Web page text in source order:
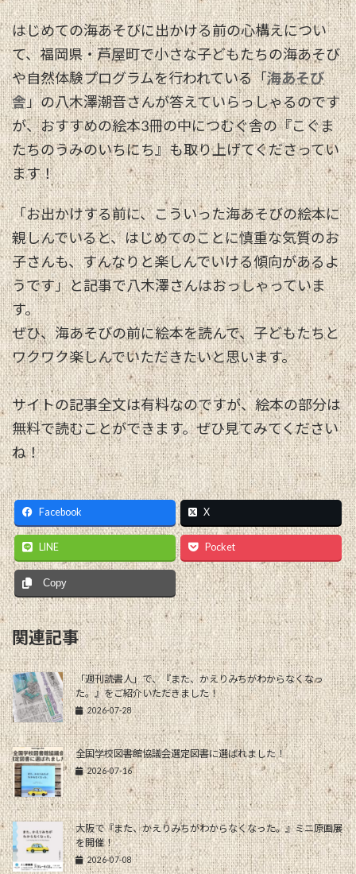
はじめての海あそびに出かける前の心構えについ
て、福岡県・芦屋町で小さな子どもたちの海あそび
や自然体験プログラムを行われている「海あそび
舎」の八木澤潮音さんが答えていらっしゃるのです
が、おすすめの絵本3冊の中につむぐ舎の『こぐま
たちのうみのいちにち』も取り上げてくださってい
ます！
「お出かけする前に、こういった海あそびの絵本に
親しんでいると、はじめてのことに慎重な気質のお
子さんも、すんなりと楽しんでいける傾向があるよ
うです」と記事で八木澤さんはおっしゃっていま
す。
ぜひ、海あそびの前に絵本を読んで、子どもたちと
ワクワク楽しんでいただきたいと思います。
サイトの記事全文は有料なのですが、絵本の部分は
無料で読むことができます。ぜひ見てみてください
ね！
Facebook X
LINE Pocket
Copy
関連記事
「週刊読書人」で、『また、かえりみちがわからなくなっ
た。』をご紹介いただきました！
2026-07-28
全国学校図書館協議会選定図書に選ばれました！
2026-07-16
大阪で『また、かえりみちがわからなくなった。』ミニ原画展
を開催！
2026-07-08